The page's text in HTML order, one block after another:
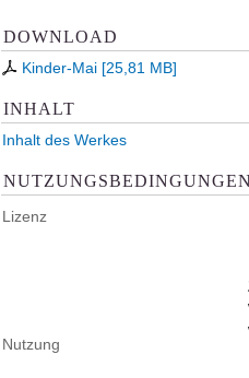
DOWNLOAD
Kinder-Mai [25,81 MB]
INHALT
Inhalt des Werkes
NUTZUNGSBEDINGUNGEN
Lizenz
Nutzung